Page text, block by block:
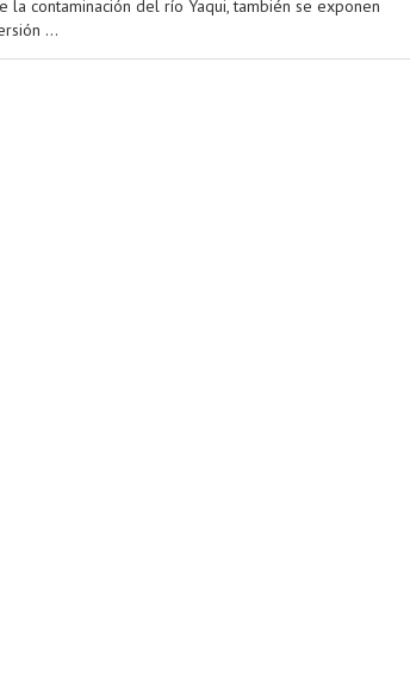
contaminación del río Yaqui, también se exponen
...